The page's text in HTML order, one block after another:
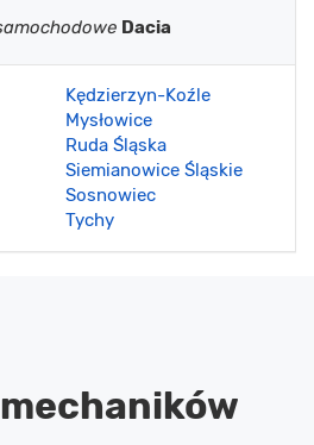
Dacia
Kędzierzyn-Koźle
Mysłowice
Ruda Śląska
Siemianowice Śląskie
Sosnowiec
Tychy